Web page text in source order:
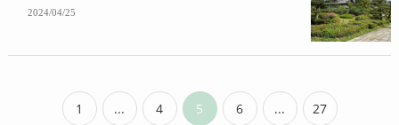
2024/04/25
1 ... 4 5 6 ... 27